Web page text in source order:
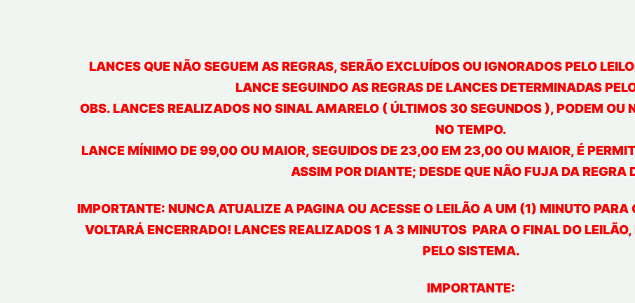
LANCES QUE NÃO SEGUEM AS REGRAS, SERÃO EXCLUÍDOS OU IGNORADOS PELO
LANCE SEGUINDO AS REGRAS DE LANCES DETERMINADAS
OBS. LANCES REALIZADOS NO SINAL AMARELO ( ÚLTIMOS 30 SEGUNDOS ), PODEM OU
NO TEMPO.
LANCE MÍNIMO DE 99,00 OU MAIOR, SEGUIDOS DE 23,00 EM 23,00 OU MAIOR, É
ASSIM POR DIANTE; DESDE QUE NÃO FUJA DA REGRA
IMPORTANTE: NUNCA ATUALIZE A PAGINA OU ACESSE O LEILÃO A UM (1) MINUTO PARA
VOLTARÁ ENCERRADO! LANCES REALIZADOS 1 A 3 MINUTOS PARA O FINAL DO
PELO SISTEMA.
IMPORTANTE: